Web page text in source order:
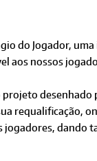
do Jogador,
aos nossos
requalificação,
jogadores, dando